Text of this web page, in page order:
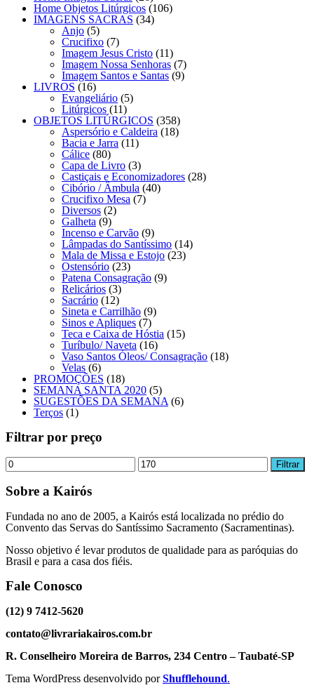
Home Objetos Litúrgicos (106)
IMAGENS SACRAS (34)
Anjo (5)
Crucifixo (7)
Imagem Jesus Cristo (11)
Imagem Nossa Senhoras (7)
Imagem Santos e Santas (9)
LIVROS (16)
Evangeliário (5)
Litúrgicos (11)
OBJETOS LITÚRGICOS (358)
Aspersório e Caldeira (18)
Bacia e Jarra (11)
Cálice (80)
Capa de Livro (3)
Castiçais e Economizadores (28)
Cibório / Âmbula (40)
Crucifixo Mesa (7)
Diversos (2)
Galheta (9)
Incenso e Carvão (9)
Lâmpadas do Santíssimo (14)
Mala de Missa e Estojo (23)
Ostensório (23)
Patena Consagração (9)
Relicários (3)
Sacrário (12)
Sineta e Carrilhão (9)
Sinos e Apliques (7)
Teca e Caixa de Hóstia (15)
Turíbulo/ Naveta (16)
Vaso Santos Óleos/ Consagração (18)
Velas (6)
PROMOÇÕES (18)
SEMANA SANTA 2020 (5)
SUGESTÕES DA SEMANA (6)
Terços (1)
Filtrar por preço
Preço
mínimo
Preço
máximo
Filtrar
Sobre a Kairós
Fundada no ano de 2005, a Kairós está localizada no prédio do
Convento das Servas do Santíssimo Sacramento (Sacramentinas).
Nosso objetivo é levar produtos de qualidade para as paróquias do
Brasil e para a casa dos fiéis.
Fale Conosco
(12) 9 7412-5620
contato@livrariakairos.com.br
R. Conselheiro Moreira de Barros, 234 Centro – Taubaté-SP
Tema WordPress desenvolvido porShufflehound.